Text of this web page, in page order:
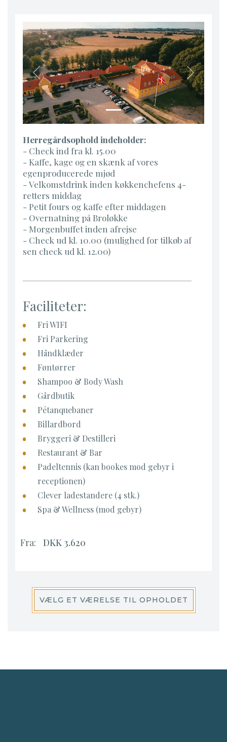
Previous Next
Herregårdsophold indeholder:
- Check ind fra kl. 15.00
- Kaffe, kage og en skænk af vores
egenproducerede mjød
- Velkomstdrink inden køkkenchefens 4-
retters middag
- Petit fours og kaffe efter middagen
- Overnatning på Broløkke
- Morgenbuffet inden afrejse
- Check ud kl. 10.00 (mulighed for tilkøb af
sen check ud kl. 12.00)
Faciliteter:
Fri WIFI
Fri Parkering
Håndklæder
Føntørrer
Shampoo & Body Wash
Gårdbutik
Pétanquebaner
Billardbord
Bryggeri & Destilleri
Restaurant & Bar
Padeltennis (kan bookes mod gebyr i
receptionen)
Clever ladestandere (4 stk.)
Spa & Wellness (mod gebyr)
Fra: DKK 3.620
VÆLG ET VÆRELSE TIL OPHOLDET